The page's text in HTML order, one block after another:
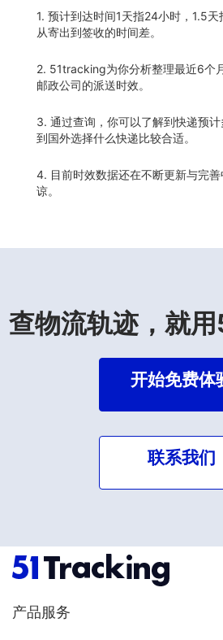
1. 预计到达时间1天指24小时，1.5
从寄出到签收的时间差。
2. 51tracking为你分析整理最近6个
邮政公司的派送时效。
3. 通过查询，你可以了解到快递预
到国外选择什么快递比较合适。
4. 目前时效数据还在不断更新与完
谅。
查物流轨迹，就
开始免费体
联系我们
产品服务